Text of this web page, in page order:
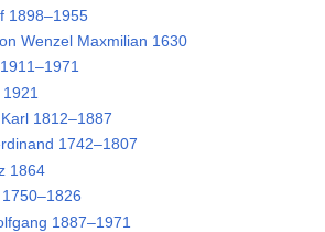
1898–1955
Wenzel Maxmilian 1630
1812–1887
1742–1807
1864
1887–1971